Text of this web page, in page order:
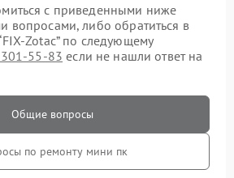
с приведенными ниже
вопросами, либо обратиться в
Zotac” по следующему
55-83 если не нашли ответ на
Общие вопросы
по ремонту мини пк